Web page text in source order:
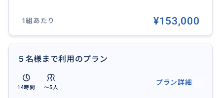
〇その他〇
ご乗車当日はできるだけお時間のロスがないよう行先
1組あたり ¥153,000
５名様まで利用のプラン
14時間 〜5人
プラン詳細